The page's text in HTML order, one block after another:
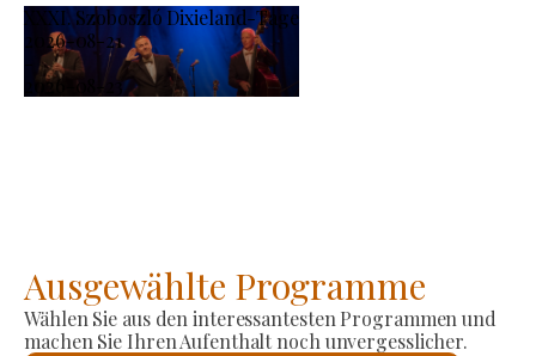
XXXI. Szoboszló Dixieland-Tage
2026-08-21
-
2026-08-23
Ausgewählte Programme
Wählen Sie aus den interessantesten Programmen und
machen Sie Ihren Aufenthalt noch unvergesslicher.